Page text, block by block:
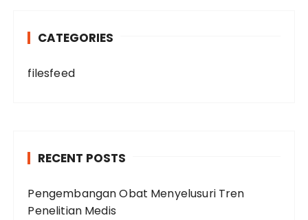
CATEGORIES
filesfeed
RECENT POSTS
Pengembangan Obat Menyelusuri Tren
Penelitian Medis